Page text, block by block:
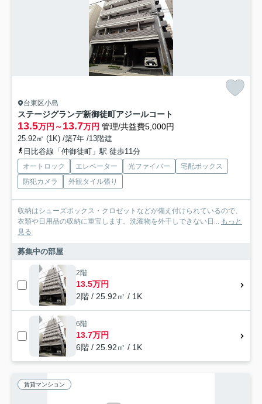
台東区小島
ステージグランデ新御徒町アジールコート
13.5万円～13.7万円 管理/共益費5,000円
25.92㎡ (1K) /築7年 /13階建
日比谷線「仲御徒町」駅 徒歩11分
オートロック エレベーター 光ファイバー
宅配ボックス
防犯カメラ
外観タイル張り
収納はシューズボックス・クロゼットなどが備え付けられているので、
衣類や日用品の収納に重宝します。洗濯物を外干しできない日... もっと
見る
募集中の部屋
2階
13.5万円
2階 / 25.92㎡ / 1K
6階
13.7万円
6階 / 25.92㎡ / 1K
賃貸マンション